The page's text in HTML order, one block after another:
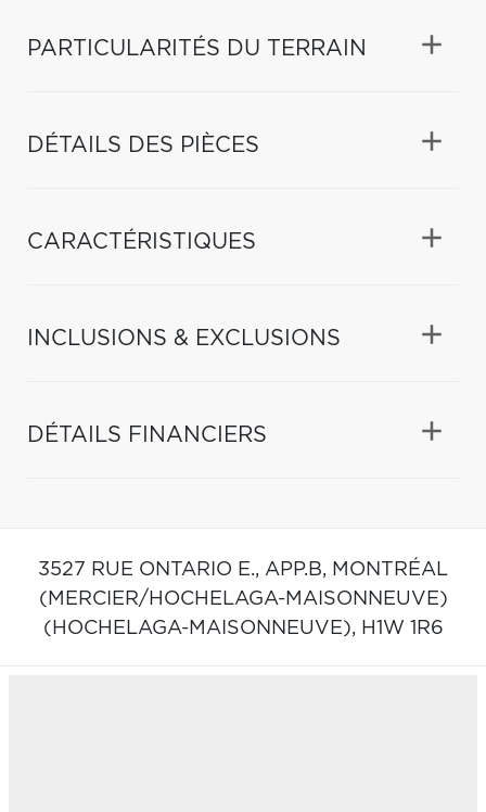
PARTICULARITÉS DU TERRAIN
DÉTAILS DES PIÈCES
CARACTÉRISTIQUES
INCLUSIONS & EXCLUSIONS
DÉTAILS FINANCIERS
3527 RUE ONTARIO E., APP.B, MONTRÉAL
(MERCIER/HOCHELAGA-MAISONNEUVE)
(HOCHELAGA-MAISONNEUVE), H1W 1R6